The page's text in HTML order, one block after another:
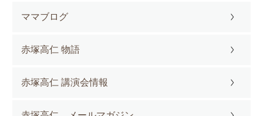
ママブログ
赤塚高仁 物語
赤塚高仁 講演会情報